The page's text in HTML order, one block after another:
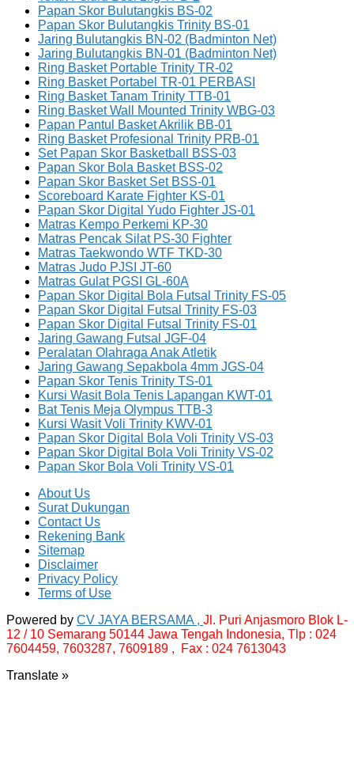
Papan Skor Bulutangkis BS-02
Papan Skor Bulutangkis Trinity BS-01
Jaring Bulutangkis BN-02 (Badminton Net)
Jaring Bulutangkis BN-01 (Badminton Net)
Ring Basket Portable Trinity TR-02
Ring Basket Portabel TR-01 PERBASI
Ring Basket Tanam Trinity TTB-01
Ring Basket Wall Mounted Trinity WBG-03
Papan Pantul Basket Akrilik BB-01
Ring Basket Profesional Trinity PRB-01
Set Papan Skor Basketball BSS-03
Papan Skor Bola Basket BSS-02
Papan Skor Basket Set BSS-01
Scoreboard Karate Fighter KS-01
Papan Skor Digital Yudo Fighter JS-01
Matras Kempo Perkemi KP-30
Matras Pencak Silat PS-30 Fighter
Matras Taekwondo WTF TKD-30
Matras Judo PJSI JT-60
Matras Gulat PGSI GL-60A
Papan Skor Digital Bola Futsal Trinity FS-05
Papan Skor Digital Futsal Trinity FS-03
Papan Skor Digital Futsal Trinity FS-01
Jaring Gawang Futsal JGF-04
Peralatan Olahraga Anak Atletik
Jaring Gawang Sepakbola 4mm JGS-04
Papan Skor Tenis Trinity TS-01
Kursi Wasit Bola Tenis Lapangan KWT-01
Bat Tenis Meja Olympus TTB-3
Kursi Wasit Voli Trinity KWV-01
Papan Skor Digital Bola Voli Trinity VS-03
Papan Skor Digital Bola Voli Trinity VS-02
Papan Skor Bola Voli Trinity VS-01
About Us
Surat Dukungan
Contact Us
Rekening Bank
Sitemap
Disclaimer
Privacy Policy
Terms of Use
Powered by CV JAYA BERSAMA , Jl. Puri Anjasmoro Blok L-
12 / 10 Semarang 50144 Jawa Tengah Indonesia, Tlp : 024
7604459, 7603287, 7609189 , Fax : 024 7613043
Translate »